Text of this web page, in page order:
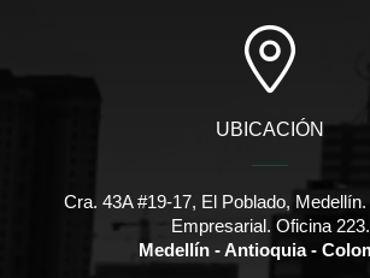
UBICACIÓN
Cra. 43A #19-17, El Poblado,
Empresarial. Oficina 223.
Medellín - Antioquia -